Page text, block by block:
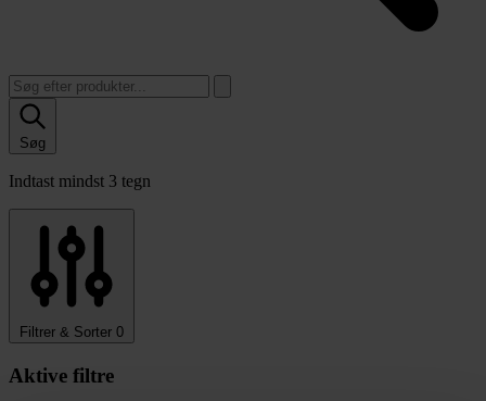
Søg
Indtast mindst 3 tegn
Filtrer & Sorter 0
Aktive filtre